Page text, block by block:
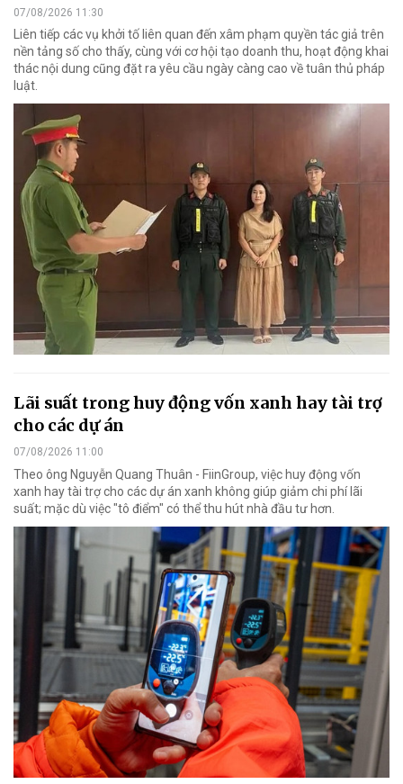
07/08/2026 11:30
Liên tiếp các vụ khởi tố liên quan đến xâm phạm quyền tác giả trên
nền tảng số cho thấy, cùng với cơ hội tạo doanh thu, hoạt động khai
thác nội dung cũng đặt ra yêu cầu ngày càng cao về tuân thủ pháp
luật.
Lãi suất trong huy động vốn xanh hay tài trợ
cho các dự án
07/08/2026 11:00
Theo ông Nguyễn Quang Thuân - FiinGroup, việc huy động vốn
xanh hay tài trợ cho các dự án xanh không giúp giảm chi phí lãi
suất; mặc dù việc "tô điểm" có thể thu hút nhà đầu tư hơn.